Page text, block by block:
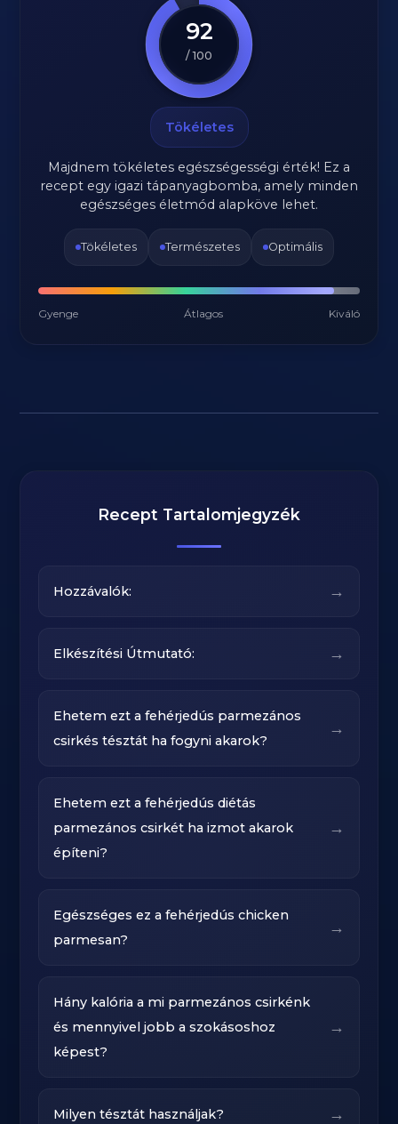
92
/ 100
Tökéletes
Majdnem tökéletes egészségességi érték! Ez a
recept egy igazi tápanyagbomba, amely minden
egészséges életmód alapköve lehet.
Tökéletes Természetes Optimális
Gyenge Átlagos Kiváló
Recept Tartalomjegyzék
Hozzávalók: →
Elkészítési Útmutató: →
Ehetem ezt a fehérjedús parmezános
csirkés tésztát ha fogyni akarok?
→
Ehetem ezt a fehérjedús diétás
parmezános csirkét ha izmot akarok
építeni?
→
Egészséges ez a fehérjedús chicken
parmesan?
→
Hány kalória a mi parmezános csirkénk
és mennyivel jobb a szokásoshoz
képest?
→
Milyen tésztát használjak? →